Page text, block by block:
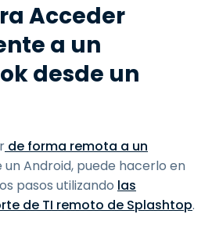
Acceder
a un
desde un
de forma remota a un
un Android, puede hacerlo en
pasos utilizando las
de TI remoto de Splashtop.